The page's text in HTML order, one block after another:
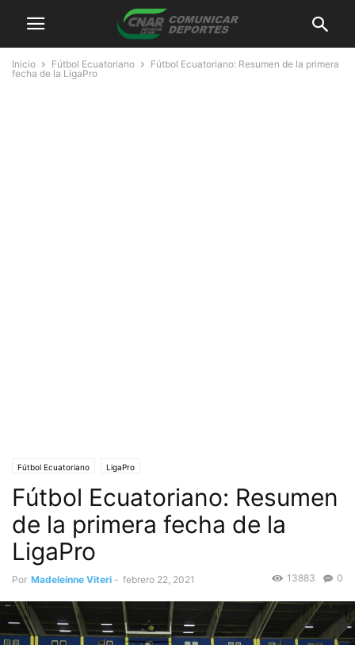
Inicio Fútbol Ecuatoriano
Fútbol Ecuatoriano: Resumen de la primera
fecha de la LigaPro
Fútbol Ecuatoriano LigaPro
Fútbol Ecuatoriano: Resumen
de la primera fecha de la
LigaPro
Por Madeleinne Viteri - febrero 22, 2021 0
13883